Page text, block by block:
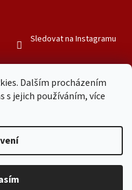
Dalším procházením
s jejich používáním, více
Sledovat na Instagramu
práva vyhrazena.Upravit